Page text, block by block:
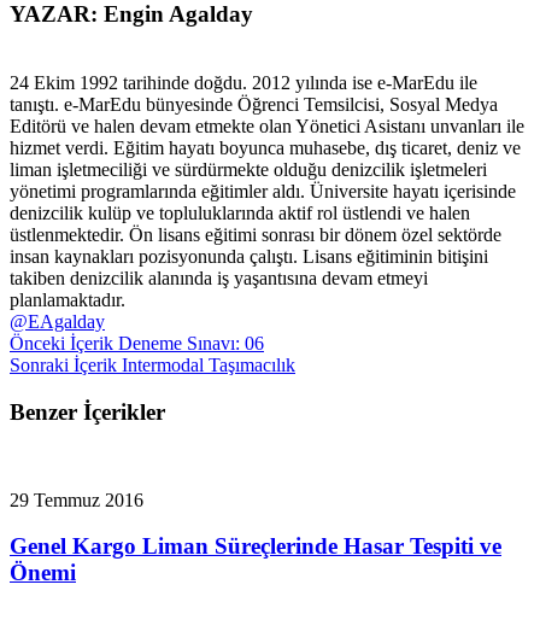
YAZAR: Engin Agalday
24 Ekim 1992 tarihinde doğdu. 2012 yılında ise e-MarEdu ile
tanıştı. e-MarEdu bünyesinde Öğrenci Temsilcisi, Sosyal Medya
Editörü ve halen devam etmekte olan Yönetici Asistanı unvanları ile
hizmet verdi. Eğitim hayatı boyunca muhasebe, dış ticaret, deniz ve
liman işletmeciliği ve sürdürmekte olduğu denizcilik işletmeleri
yönetimi programlarında eğitimler aldı. Üniversite hayatı içerisinde
denizcilik kulüp ve topluluklarında aktif rol üstlendi ve halen
üstlenmektedir. Ön lisans eğitimi sonrası bir dönem özel sektörde
insan kaynakları pozisyonunda çalıştı. Lisans eğitiminin bitişini
takiben denizcilik alanında iş yaşantısına devam etmeyi
planlamaktadır.
@EAgalday
Önceki İçerik Deneme Sınavı: 06
Sonraki İçerik Intermodal Taşımacılık
Benzer İçerikler
29 Temmuz 2016
Genel Kargo Liman Süreçlerinde Hasar Tespiti ve
Önemi